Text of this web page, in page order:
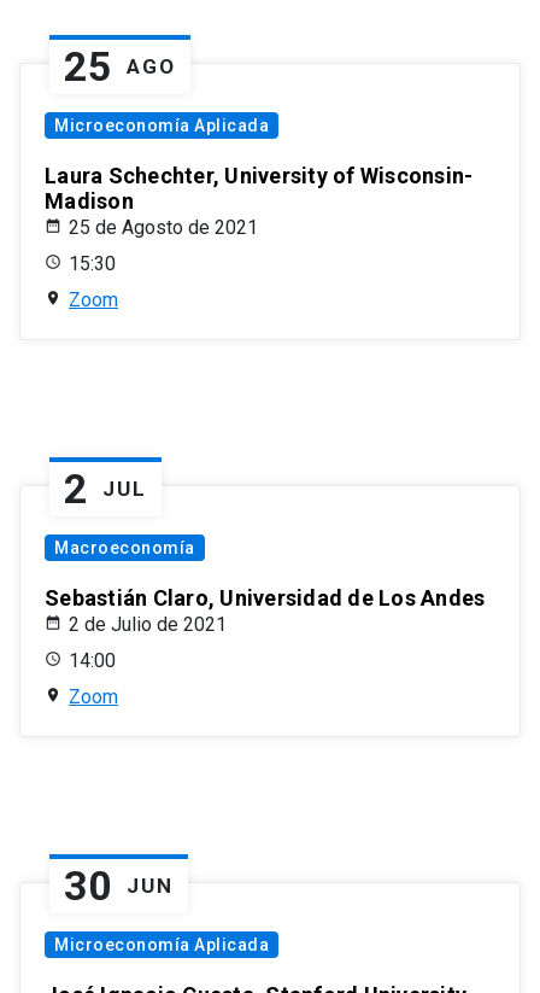
25 AGO
Microeconomía Aplicada
Laura Schechter, University of Wisconsin-
Madison
25 de Agosto de 2021
15:30
Zoom
2 JUL
Macroeconomía
Sebastián Claro, Universidad de Los Andes
2 de Julio de 2021
14:00
Zoom
30 JUN
Microeconomía Aplicada